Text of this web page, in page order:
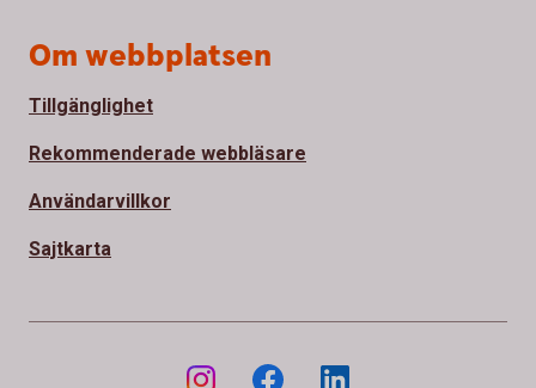
Om webbplatsen
Tillgänglighet
Rekommenderade webbläsare
Användarvillkor
Sajtkarta